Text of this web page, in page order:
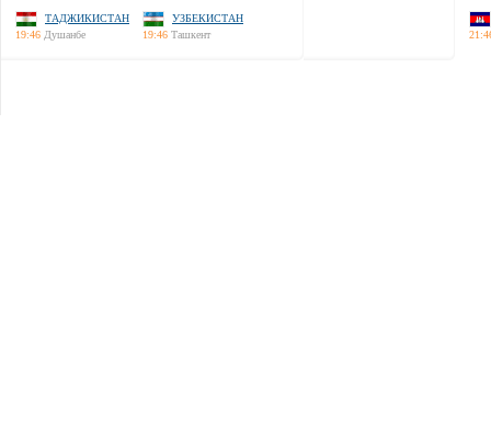
ТАДЖИКИСТАН
19:46 Душанбе
УЗБЕКИСТАН
19:46 Ташкент